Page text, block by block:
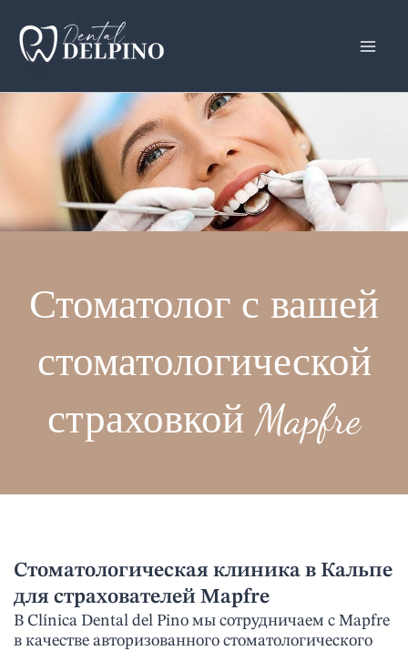
содержанию
Стоматолог с вашей
стоматологической
страховкой Mapfre
Стоматологическая клиника в Кальпе
для страхователей Mapfre
В Clínica Dental del Pino мы сотрудничаем с Mapfre
в качестве авторизованного стоматологического